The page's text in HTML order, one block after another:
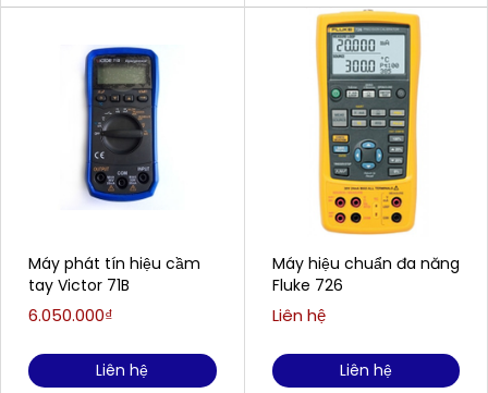
Máy phát tín hiệu cầm
tay Victor 71B
6.050.000₫
Liên hệ
Máy hiệu chuẩn đa năng
Fluke 726
Liên hệ
Liên hệ